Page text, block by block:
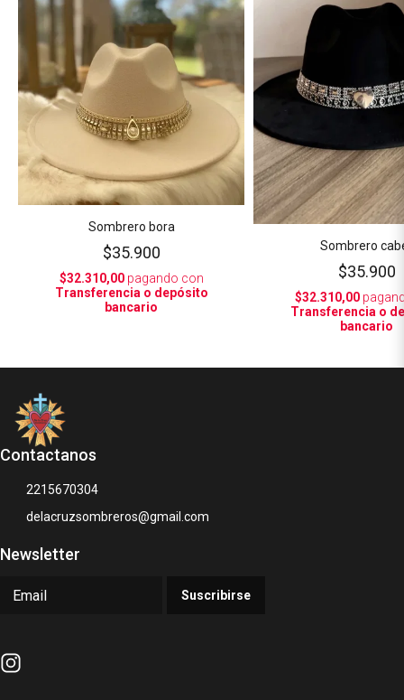
Sombrero bora
$35.900
$32.310,00pagando con
Transferencia o depósito
bancario
Sombrero
$35.900
$32.310,00
Transferencia o
bancario
Contactanos
2215670304
delacruzsombreros@gmail.com
Newsletter
Suscribirse